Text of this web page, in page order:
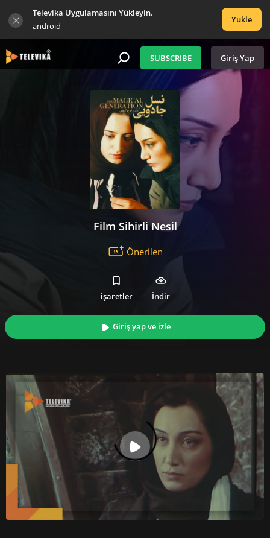
Televika Uygulamasını Yükleyin.
android
Yükle
SUBSCRIBE Giriş Yap
Film Sihirli Nesil
Önerilen
işaretler İndir
Giriş yap ve izle